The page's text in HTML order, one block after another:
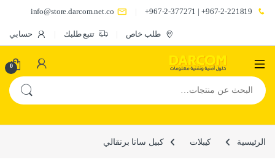
967-2-221819+ | 967-2-377271+
info@store.darcom.net.co
طلب خاص تتبع طلبك حسابي
0
البحث عن:
الرئيسية كيبلات كبيل ساتا برتقالي